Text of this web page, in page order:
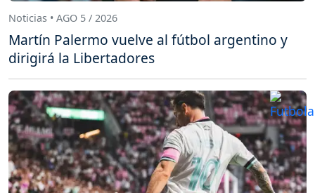
Noticias • AGO 5 / 2026
Martín Palermo vuelve al fútbol argentino y
dirigirá la Libertadores